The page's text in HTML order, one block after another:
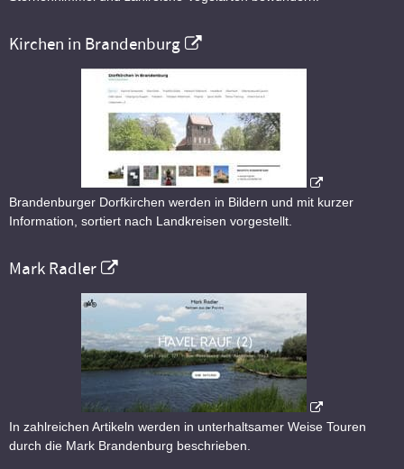
Kirchen in Brandenburg
Brandenburger Dorfkirchen werden in Bildern und mit kurzer
Information, sortiert nach Landkreisen vorgestellt.
Mark Radler
In zahlreichen Artikeln werden in unterhaltsamer Weise Touren
durch die Mark Brandenburg beschrieben.